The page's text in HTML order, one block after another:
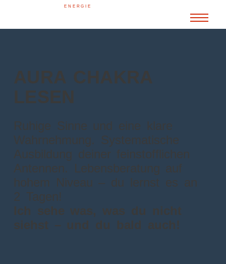
ENERGIE
AURA CHAKRA
LESEN
Ruhige Sinne und eine klare
Wahrnehmung. Systematische
Ausbildung deiner feinstofflichen
Antennen. Lebensberatung auf
hohem Niveau – du lernst es an
2 Tagen!
Ich sehe was, was du nicht
siehst – und du bald auch!